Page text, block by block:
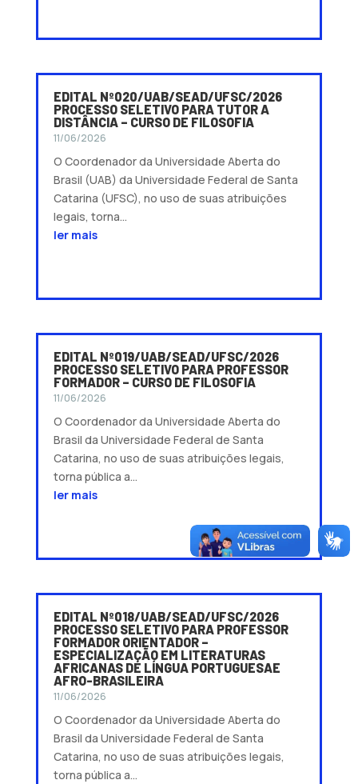
EDITAL Nº020/UAB/SEAD/UFSC/2026
PROCESSO SELETIVO PARA TUTOR A
DISTÂNCIA – CURSO DE FILOSOFIA
11/06/2026
O Coordenador da Universidade Aberta do
Brasil (UAB) da Universidade Federal de Santa
Catarina (UFSC), no uso de suas atribuições
legais, torna...
ler mais
EDITAL Nº019/UAB/SEAD/UFSC/2026
PROCESSO SELETIVO PARA PROFESSOR
FORMADOR – CURSO DE FILOSOFIA
11/06/2026
O Coordenador da Universidade Aberta do
Brasil da Universidade Federal de Santa
Catarina, no uso de suas atribuições legais,
torna pública a...
ler mais
EDITAL Nº018/UAB/SEAD/UFSC/2026
PROCESSO SELETIVO PARA PROFESSOR
FORMADOR ORIENTADOR –
ESPECIALIZAÇÃO EM LITERATURAS
AFRICANAS DE LÍNGUA PORTUGUESAE
AFRO-BRASILEIRA
11/06/2026
O Coordenador da Universidade Aberta do
Brasil da Universidade Federal de Santa
Catarina, no uso de suas atribuições legais,
torna pública a...